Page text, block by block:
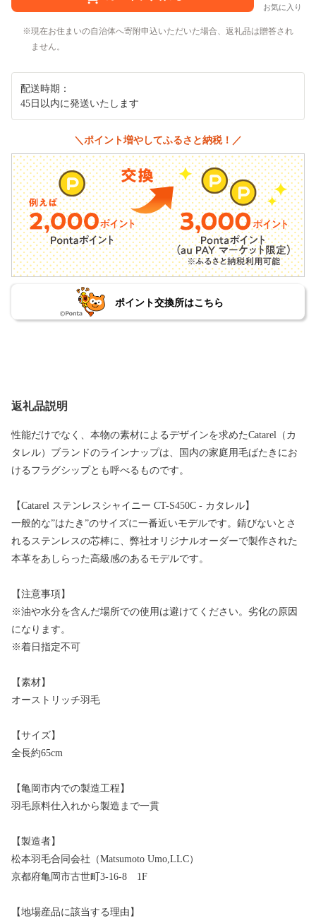
お気に入り
現在お住まいの自治体へ寄附申込いただいた場合、返礼品は贈答され
ません。
配送時期：
45日以内に発送いたします
＼ポイント増やしてふるさと納税！／
ポイント交換所はこちら
返礼品説明
性能だけでなく、本物の素材によるデザインを求めたCatarel（カ
タレル）ブランドのラインナップは、国内の家庭用毛ばたきにお
けるフラグシップとも呼べるものです。
【Catarel ステンレスシャイニー CT-S450C - カタレル】
一般的な”はたき”のサイズに一番近いモデルです。錆びないとさ
れるステンレスの芯棒に、弊社オリジナルオーダーで製作された
本革をあしらった高級感のあるモデルです。
【注意事項】
※油や水分を含んだ場所での使用は避けてください。劣化の原因
になります。
※着日指定不可
【素材】
オーストリッチ羽毛
【サイズ】
全長約65cm
【亀岡市内での製造工程】
羽毛原料仕入れから製造まで一貫
【製造者】
松本羽毛合同会社（Matsumoto Umo,LLC）
京都府亀岡市古世町3-16-8 1F
【地場産品に該当する理由】